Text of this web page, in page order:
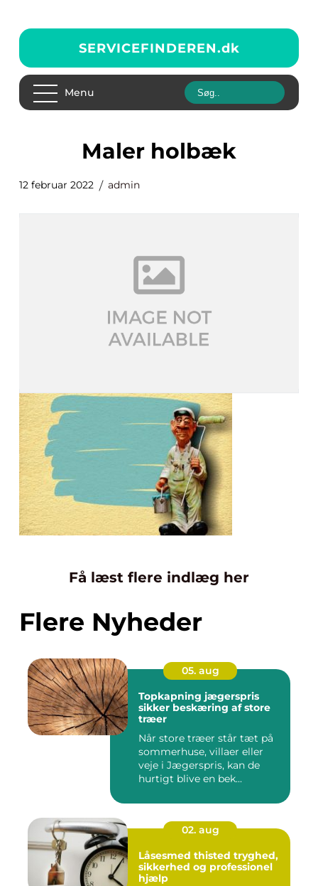
SERVICEFINDEREN.dk
Menu
maler holbæk
12 februar 2022 admin
Få læst flere indlæg her
Flere Nyheder
05. aug
Topkapning jægerspris
sikker beskæring af store
træer
Når store træer står tæt på
sommerhuse, villaer eller
veje i Jægerspris, kan de
hurtigt blive en bek...
02. aug
Låsesmed thisted tryghed,
sikkerhed og professionel
hjælp